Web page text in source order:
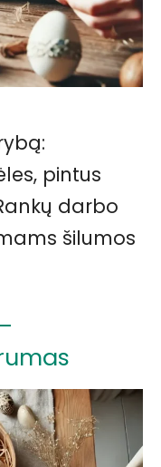
pintus
darbo
šilumos